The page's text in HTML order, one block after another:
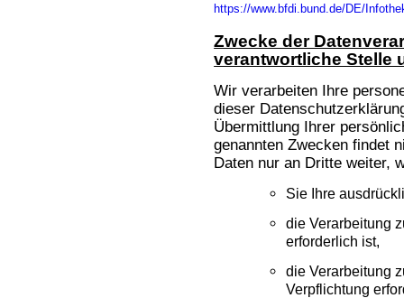
https://www.bfdi.bund.de/DE/
Zwecke der
verantwortliche Stelle
Wir verarbeiten Ihre
dieser
Übermittlung Ihrer
genannten Zwecken findet
Daten nur an Dritte weiter,
Sie Ihre
die Verarbeitung
erforderlich ist,
die Verarbeitung
Verpflichtung